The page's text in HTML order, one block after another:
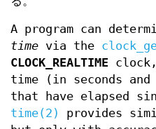
A program can
time via the
CLOCK_REALTIME
time (in seconds and
that have elapsed
time(2)
provides